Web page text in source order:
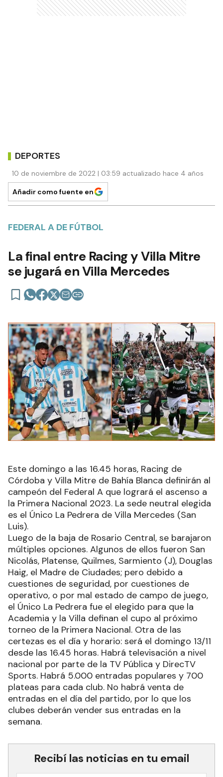
DEPORTES
10 de noviembre de 2022 | 03:59 actualizado hace 4 años
Añadir como fuente en
FEDERAL A DE FÚTBOL
La final entre Racing y Villa Mitre
se jugará en Villa Mercedes
Este domingo a las 16.45 horas, Racing de
Córdoba y Villa Mitre de Bahía Blanca definirán al
campeón del Federal A que logrará el ascenso a
la Primera Nacional 2023. La sede neutral elegida
es el Único La Pedrera de Villa Mercedes (San
Luis).
Luego de la baja de Rosario Central, se barajaron
múltiples opciones. Algunos de ellos fueron San
Nicolás, Platense, Quilmes, Sarmiento (J), Douglas
Haig, el Madre de Ciudades; pero debido a
cuestiones de seguridad, por cuestiones de
operativo, o por mal estado de campo de juego,
el Único La Pedrera fue el elegido para que la
Academia y la Villa definan el cupo al próximo
torneo de la Primera Nacional. Otra de las
certezas es el día y horario: será el domingo 13/11
desde las 16.45 horas. Habrá televisación a nivel
nacional por parte de la TV Pública y DirecTV
Sports. Habrá 5.000 entradas populares y 700
plateas para cada club. No habrá venta de
entradas en el día del partido, por lo que los
clubes deberán vender sus entradas en la
semana.
Recibí las noticias en tu email